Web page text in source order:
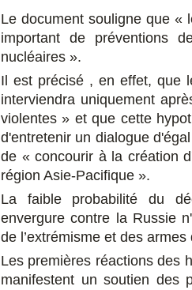
Le document souligne que «
important de préventions
nucléaires ».
Il est précisé , en effet, que
interviendra uniquement
violentes » et que cette
d'entretenir un dialogue
de « concourir à la création
région Asie-Pacifique ».
La faible probabilité du
envergure contre la Russie
de l’extrémisme et des
Les premières réactions des
manifestent un soutien des